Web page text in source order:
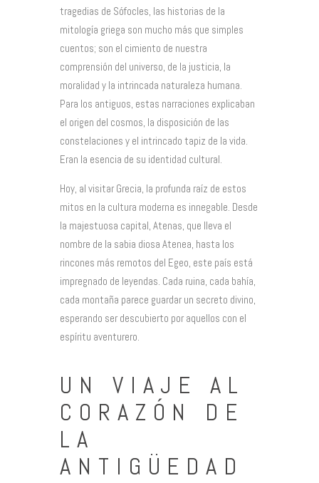
tragedias de Sófocles, las historias de la
mitología griega son mucho más que simples
cuentos; son el cimiento de nuestra
comprensión del universo, de la justicia, la
moralidad y la intrincada naturaleza humana.
Para los antiguos, estas narraciones explicaban
el origen del cosmos, la disposición de las
constelaciones y el intrincado tapiz de la vida.
Eran la esencia de su identidad cultural.
Hoy, al visitar Grecia, la profunda raíz de estos
mitos en la cultura moderna es innegable. Desde
la majestuosa capital, Atenas, que lleva el
nombre de la sabia diosa Atenea, hasta los
rincones más remotos del Egeo, este país está
impregnado de leyendas. Cada ruina, cada bahía,
cada montaña parece guardar un secreto divino,
esperando ser descubierto por aquellos con el
espíritu aventurero.
UN VIAJE AL
CORAZÓN DE
LA
ANTIGÜEDAD